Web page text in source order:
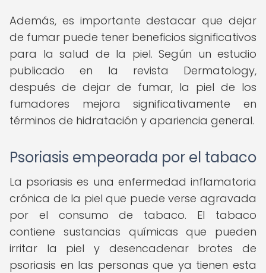
Además, es importante destacar que dejar
de fumar puede tener beneficios significativos
para la salud de la piel. Según un estudio
publicado en la revista Dermatology,
después de dejar de fumar, la piel de los
fumadores mejora significativamente en
términos de hidratación y apariencia general.
Psoriasis empeorada por el tabaco
La psoriasis es una enfermedad inflamatoria
crónica de la piel que puede verse agravada
por el consumo de tabaco. El tabaco
contiene sustancias químicas que pueden
irritar la piel y desencadenar brotes de
psoriasis en las personas que ya tienen esta